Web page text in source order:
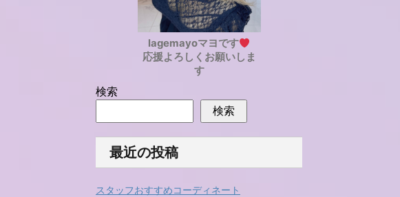
lagemayoマヨです
応援よろしくお願いしま
す
検索
検索
最近の投稿
スタッフおすすめコーディネート